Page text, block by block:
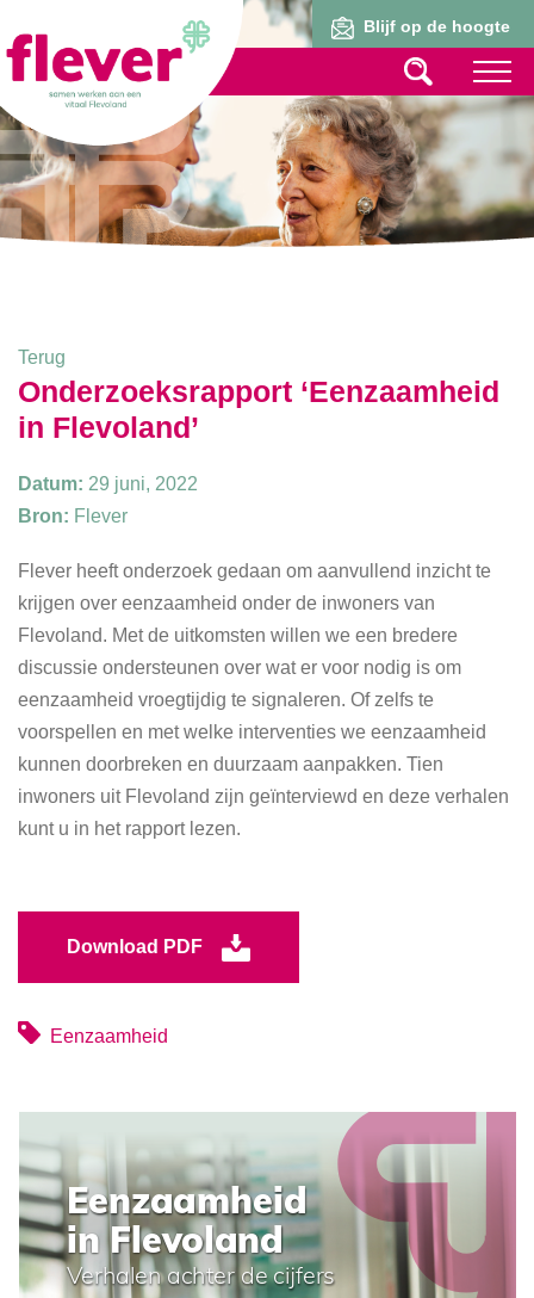
Blijf op de hoogte
Terug
Onderzoeksrapport ‘Eenzaamheid
in Flevoland’
Datum: 29 juni, 2022
Bron: Flever
Flever heeft onderzoek gedaan om aanvullend inzicht te
krijgen over eenzaamheid onder de inwoners van
Flevoland. Met de uitkomsten willen we een bredere
discussie ondersteunen over wat er voor nodig is om
eenzaamheid vroegtijdig te signaleren. Of zelfs te
voorspellen en met welke interventies we eenzaamheid
kunnen doorbreken en duurzaam aanpakken. Tien
inwoners uit Flevoland zijn geïnterviewd en deze verhalen
kunt u in het rapport lezen.
Download PDF
Eenzaamheid